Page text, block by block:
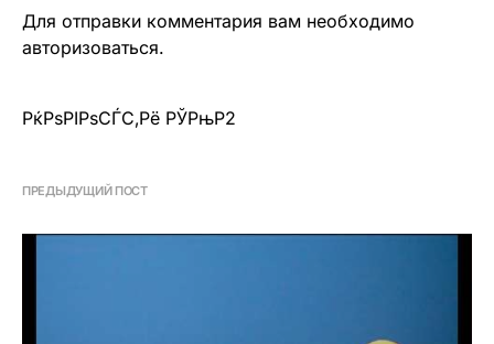
Для отправки комментария вам необходимо
авторизоваться.
РќРѕРІРѕСЃС‚Рё РЎРњР2
ПРЕДЫДУЩИЙ ПОСТ